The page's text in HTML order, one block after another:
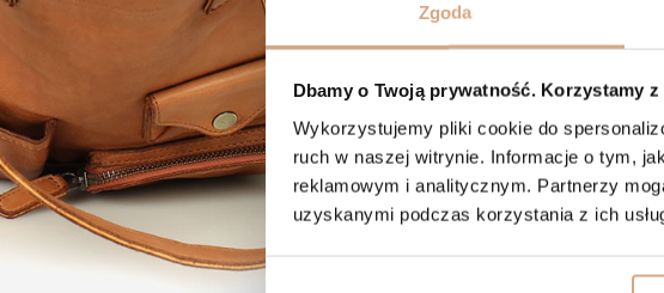
Zgoda
Dbamy o Twoją prywatność. Korzystamy
Wykorzystujemy pliki cookie do
ruch w naszej witrynie. Informacje o tym,
reklamowym i analitycznym. Partnerzy
uzyskanymi podczas korzystania z ich